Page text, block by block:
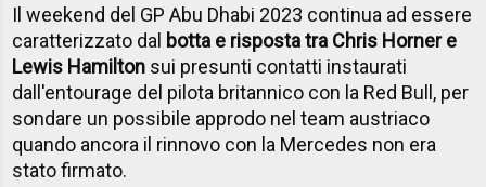
Il weekend del GP Abu Dhabi 2023 continua ad essere
caratterizzato dal botta e risposta tra Chris Horner e
Lewis Hamilton sui presunti contatti instaurati
dall'entourage del pilota britannico con la Red Bull, per
sondare un possibile approdo nel team austriaco
quando ancora il rinnovo con la Mercedes non era
stato firmato.